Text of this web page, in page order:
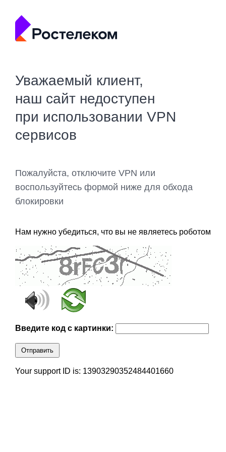
Уважаемый клиент,
наш сайт недоступен
при использовании VPN
сервисов
Пожалуйста, отключите VPN или
воспользуйтесь формой ниже для обхода
блокировки
Нам нужно убедиться, что вы не являетесь роботом
Введите код с картинки:
Отправить
Your support ID is: 13903290352484401660